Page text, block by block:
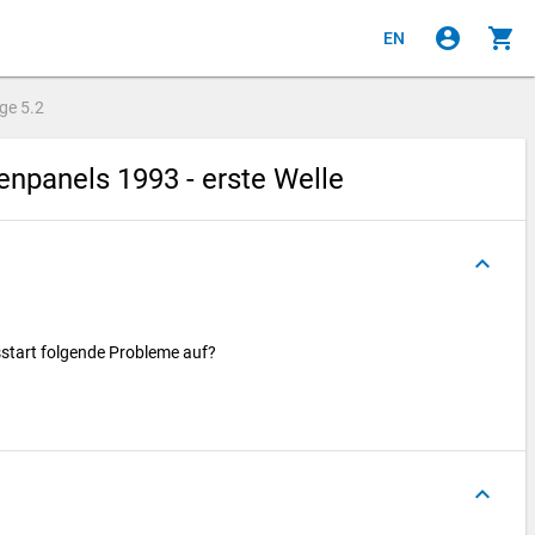
EN account_circle shopping_cart
5.2
1993 - erste Welle
keyboard_arrow_up
folgende Probleme auf?
keyboard_arrow_up